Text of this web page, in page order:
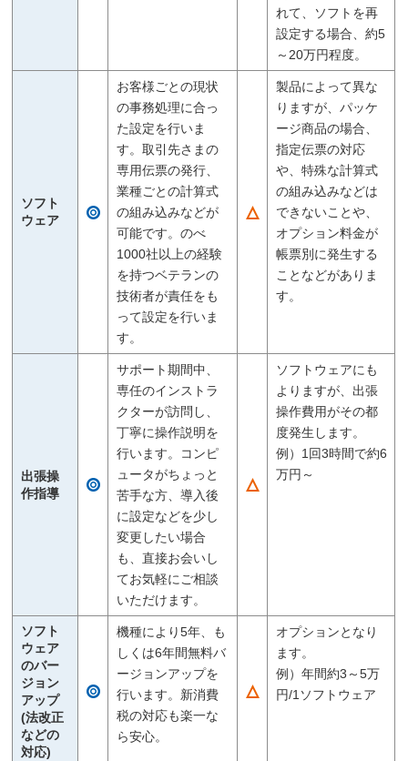
れて、ソフトを再
設定する場合、約5
～20万円程度。
ソフト
ウェア
お客様ごとの現状
の事務処理に合っ
た設定を行いま
す。取引先さまの
専用伝票の発行、
業種ごとの計算式
の組み込みなどが
可能です。のべ
1000社以上の経験
を持つベテランの
技術者が責任をも
って設定を行いま
す。
製品によって異な
りますが、パッケ
ージ商品の場合、
指定伝票の対応
や、特殊な計算式
の組み込みなどは
できないことや、
オプション料金が
帳票別に発生する
ことなどがありま
す。
出張操
作指導
サポート期間中、
専任のインストラ
クターが訪問し、
丁寧に操作説明を
行います。コンピ
ュータがちょっと
苦手な方、導入後
に設定などを少し
変更したい場合
も、直接お会いし
てお気軽にご相談
いただけます。
ソフトウェアにも
よりますが、出張
操作費用がその都
度発生します。
例）1回3時間で約6
万円～
ソフト
ウェア
のバー
ジョン
アップ
(法改正
などの
対応)
機種により5年、も
しくは6年間無料バ
ージョンアップを
行います。新消費
税の対応も楽一な
ら安心。
オプションとなり
ます。
例）年間約3～5万
円/1ソフトウェア